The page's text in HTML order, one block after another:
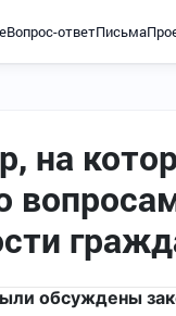
Вопрос-ответПисьма
на
обсуждены